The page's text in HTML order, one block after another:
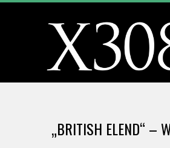
X
3
„BRITISH ELEND“ –